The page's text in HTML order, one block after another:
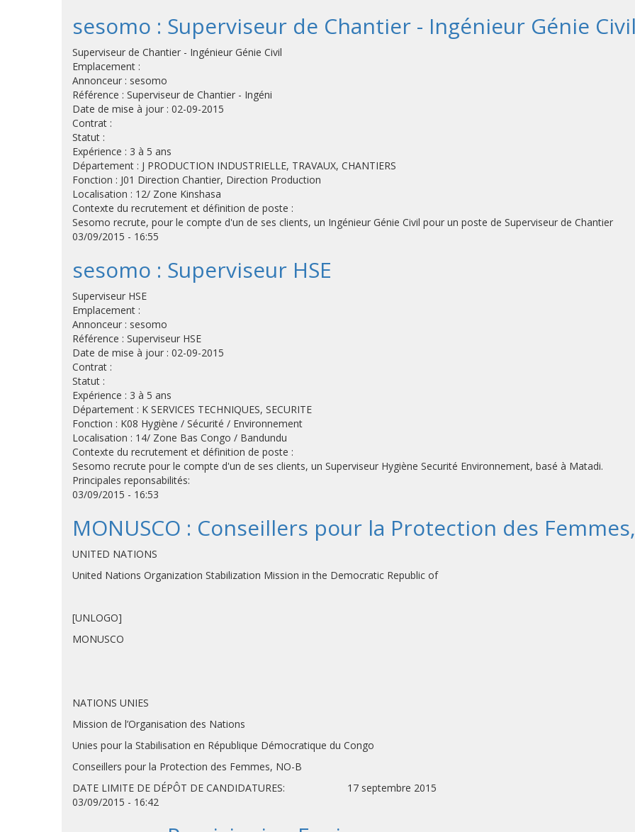
sesomo : Superviseur de Chantier - Ingénieur Génie
Superviseur de Chantier - Ingénieur Génie Civil
Emplacement :
Annonceur : sesomo
Référence : Superviseur de Chantier - Ingéni
Date de mise à jour : 02-09-2015
Contrat :
Statut :
Expérience : 3 à 5 ans
Département : J PRODUCTION INDUSTRIELLE, TRAVAUX, CHANTIERS
Fonction : J01 Direction Chantier, Direction Production
Localisation : 12/ Zone Kinshasa
Contexte du recrutement et définition de poste :
Sesomo recrute, pour le compte d'un de ses clients, un Ingénieur Génie Civil pour un poste de Superviseur de Chantier
03/09/2015 - 16:55
sesomo : Superviseur HSE
Superviseur HSE
Emplacement :
Annonceur : sesomo
Référence : Superviseur HSE
Date de mise à jour : 02-09-2015
Contrat :
Statut :
Expérience : 3 à 5 ans
Département : K SERVICES TECHNIQUES, SECURITE
Fonction : K08 Hygiène / Sécurité / Environnement
Localisation : 14/ Zone Bas Congo / Bandundu
Contexte du recrutement et définition de poste :
Sesomo recrute pour le compte d'un de ses clients, un Superviseur Hygiène Securité Environnement, basé à Matadi.
Principales reponsabilités:
03/09/2015 - 16:53
MONUSCO : Conseillers pour la Protection des
UNITED NATIONS
United Nations Organization Stabilization Mission in the Democratic
[UNLOGO]
MONUSCO
NATIONS UNIES
Mission de l’Organisation des Nations
Unies pour la Stabilisation en République Démocratique du Congo
Conseillers pour la Protection des Femmes, NO-B
DATE LIMITE DE DÉPÔT DE CANDIDATURES: 17 septembre 2015
03/09/2015 - 16:42